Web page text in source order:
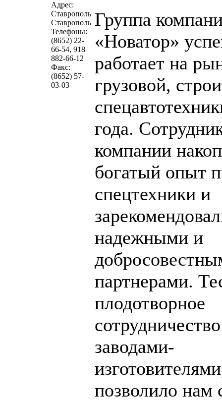
Адрес:
Ставрополь
Ставрополь
Телефоны:
(8652) 22-
66-54, 918
882-66-12
Факс:
(8652) 57-
03-03
Группа
«Новатор»
работает на
грузовой,
года.
компании
богатый опыт
спецтехники и
надежными и
партнерами.
плодотворное
заводами-
позволило нам